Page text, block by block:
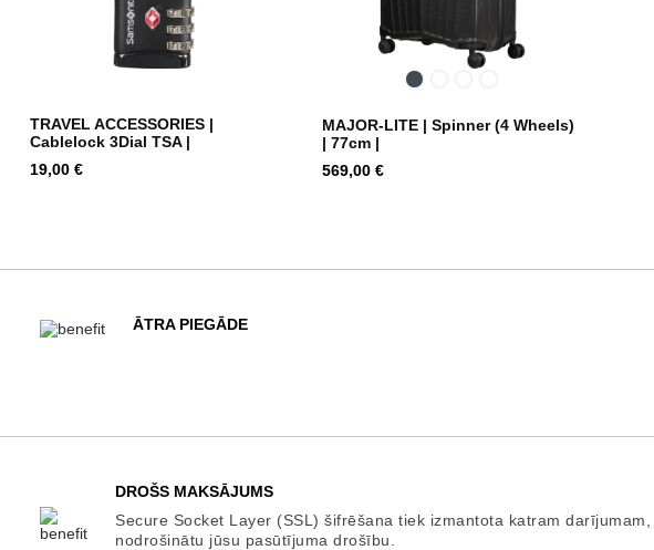
TRAVEL ACCESSORIES |
Cablelock 3Dial TSA |
Cena
19,00 €
Melna
MAJOR-LITE | Spinner (4 Wheels)
| 77cm |
Cena
569,00 €
ĀTRA PIEGĀDE
DROŠS MAKSĀJUMS
Secure Socket Layer (SSL) šifrēšana tiek izmantota katram
nodrošinātu jūsu pasūtījuma drošību.